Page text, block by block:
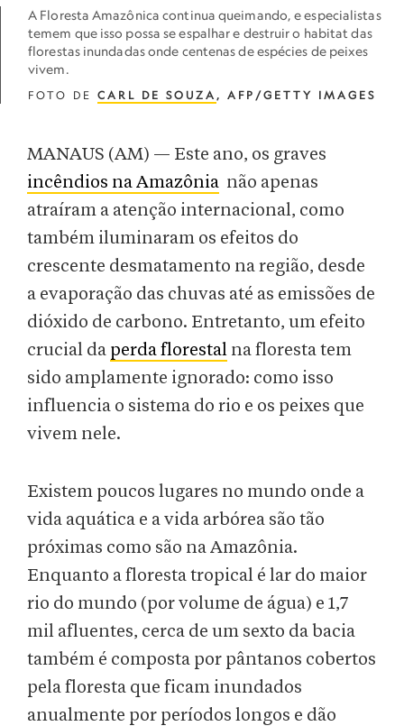
A Floresta Amazônica continua queimando, e especialistas
temem que isso possa se espalhar e destruir o habitat das
florestas inundadas onde centenas de espécies de peixes
vivem.
FOTO DE CARL DE SOUZA , AFP/GETTY IMAGES
MANAUS (AM) — Este ano, os graves
incêndios na Amazônia não apenas
atraíram a atenção internacional, como
também iluminaram os efeitos do
crescente desmatamento na região, desde
a evaporação das chuvas até as emissões de
dióxido de carbono. Entretanto, um efeito
crucial da perda florestal na floresta tem
sido amplamente ignorado: como isso
influencia o sistema do rio e os peixes que
vivem nele.
Existem poucos lugares no mundo onde a
vida aquática e a vida arbórea são tão
próximas como são na Amazônia.
Enquanto a floresta tropical é lar do maior
rio do mundo (por volume de água) e 1,7
mil afluentes, cerca de um sexto da bacia
também é composta por pântanos cobertos
pela floresta que ficam inundados
anualmente por períodos longos e dão